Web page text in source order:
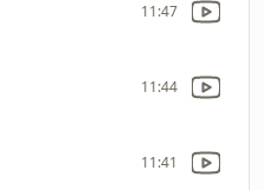
11:47
11:44
11:41